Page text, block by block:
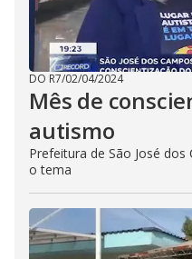
DO R7/02/04/2024
Mês de
autismo
Prefeitura de São José
o tema